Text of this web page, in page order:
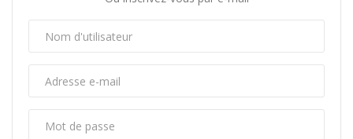
Terms & Conditions
Nos Publications
Magazine
Nos Videos